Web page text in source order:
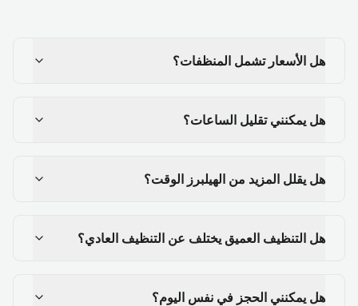
هل الأسعار تشمل المنظفات؟
هل يمكنني تقليل الساعات؟
هل يقلل المزيد من الهيلبرز الوقت؟
هل التنظيف العميق يختلف عن التنظيف العادي؟
هل يمكنني الحجز في نفس اليوم؟